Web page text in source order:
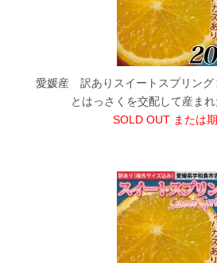
愛媛産 訳ありスイートスプリング
とはっさくを交配して産まれ
SOLD OUT または